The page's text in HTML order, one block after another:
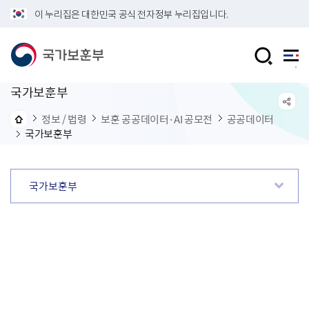
이 누리집은 대한민국 공식 전자정부 누리집입니다.
국가보훈부
정보 / 법령 보훈 공공데이터·AI 공모전
공공데이터
국가보훈부
국가보훈부